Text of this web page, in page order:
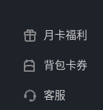
月卡福利
背包卡券
客服